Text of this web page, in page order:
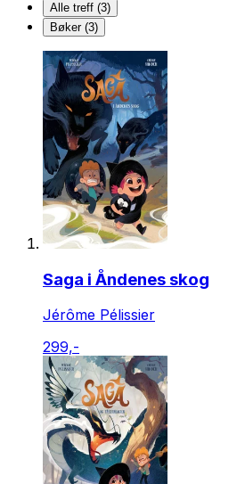
Alle treff (3)
Bøker (3)
Saga i Åndenes skog
Jérôme Pélissier
299,-